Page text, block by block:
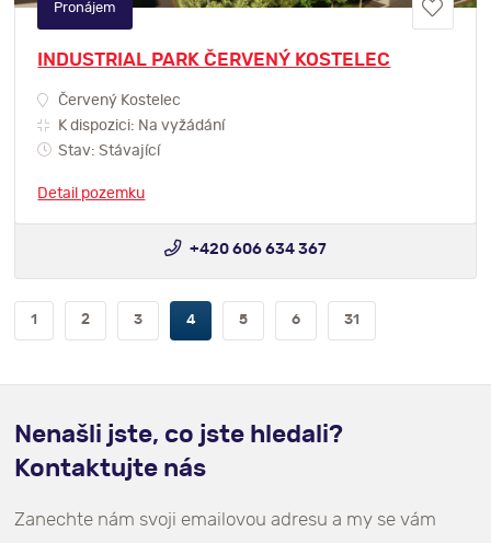
INDUSTRIAL PARK ČERVENÝ KOSTELEC
Červený Kostelec
K dispozici: Na vyžádání
Stav: Stávající
Detail pozemku
Pronájem
+420 606 634 367
1 2 3 4 5 6 31
Nenašli jste, co jste hledali?
Kontaktujte nás
Zanechte nám svoji emailovou adresu a my se vám